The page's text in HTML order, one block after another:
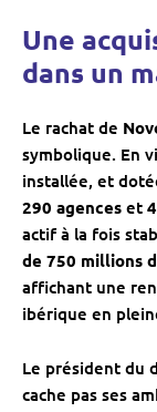
Une
dans un
Le rachat de
symbolique. En
installée, et
290 agences et
actif à la fois
de 750 millions
affichant une
ibérique en
Le président du
cache pas ses